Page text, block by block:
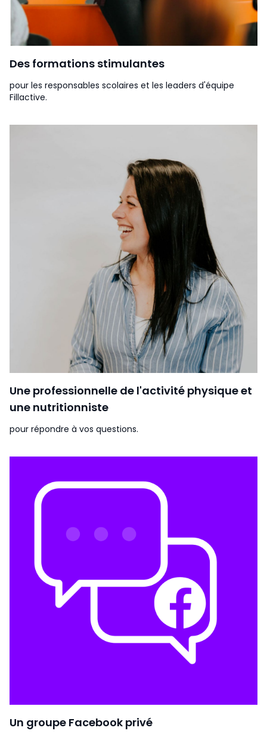
Des formations stimulantes
pour les responsables scolaires et les leaders d'équipe
Fillactive.
Une professionnelle de l'activité physique et
une nutritionniste
pour répondre à vos questions.
Un groupe Facebook privé